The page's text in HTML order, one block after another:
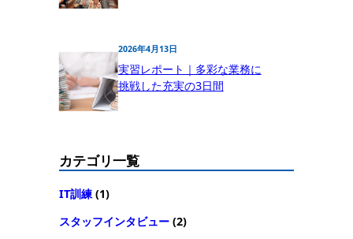
2026年4月13日
実習レポート｜多彩な業務に
挑戦した充実の3日間
カテゴリ一覧
IT訓練 (1)
スタッフインタビュー (2)